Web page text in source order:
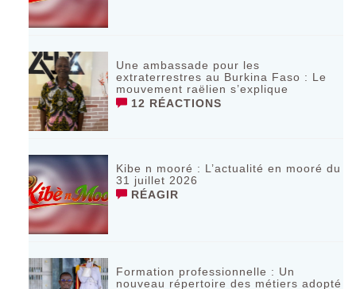
Une ambassade pour les
extraterrestres au Burkina Faso : Le
mouvement raëlien s’explique
12 RÉACTIONS
Kibe n mooré : L’actualité en mooré du
31 juillet 2026
RÉAGIR
Formation professionnelle : Un
nouveau répertoire des métiers adopté